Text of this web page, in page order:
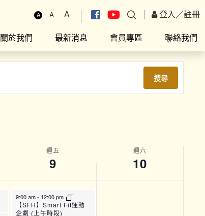
A A A 登入／註冊
關於我們 最新消息 會員專區 聯絡我們
搜尋
週五
9
週六
10
9:00 am- 12:00 pm
【SFH】Smart Fit運動
企劃 (上午時段)